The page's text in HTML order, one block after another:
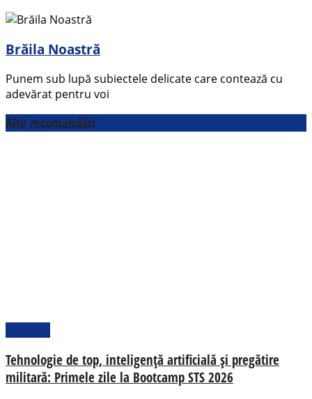
Brăila Noastră
Punem sub lupă subiectele delicate care contează cu
adevărat pentru voi
Alte recomandări
Tehnologie de top, inteligență artificială și pregătire
militară: Primele zile la Bootcamp STS 2026